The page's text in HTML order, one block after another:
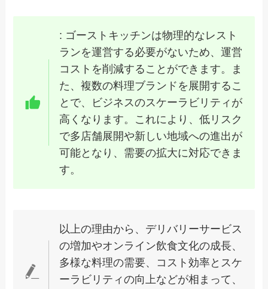
: ゴーストキッチンは物理的なレスト
ランを運営する必要がないため、運営
コストを削減することができます。ま
た、複数の料理ブランドを展開するこ
とで、ビジネスのスケーラビリティが
高くなります。これにより、低リスク
で多店舗展開や新しい地域への進出が
可能となり、需要の拡大に対応できま
す。
以上の理由から、デリバリーサービス
の増加やオンライン飲食文化の成長、
多様な料理の需要、コスト効率とスケ
ーラビリティの向上などが相まって、